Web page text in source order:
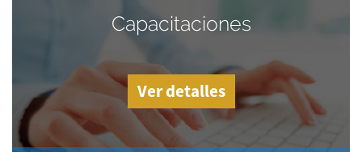
Capacitaciones
Ver detalles